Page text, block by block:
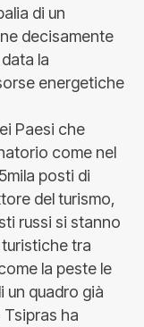
di un
decisamente
la
energetiche
Paesi che
come nel
posti di
del turismo,
russi si stanno
tra
la peste le
un quadro già
ha